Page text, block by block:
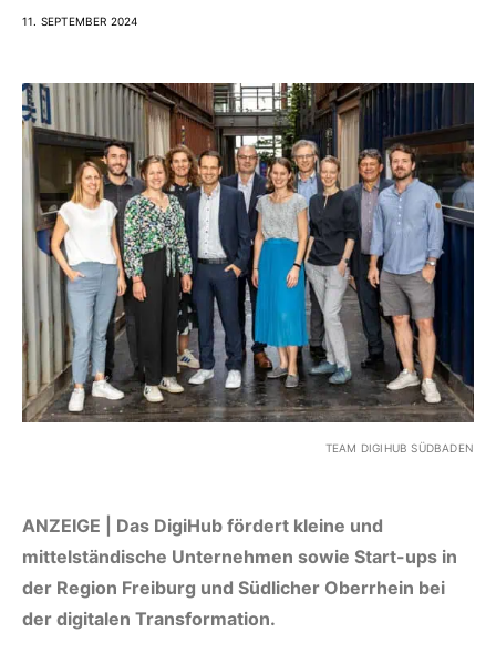
11. SEPTEMBER 2024
TEAM DIGIHUB SÜDBADEN
ANZEIGE | Das DigiHub fördert kleine und
mittelständische Unternehmen sowie Start-ups in
der Region Freiburg und Südlicher Oberrhein bei
der digitalen Transformation.